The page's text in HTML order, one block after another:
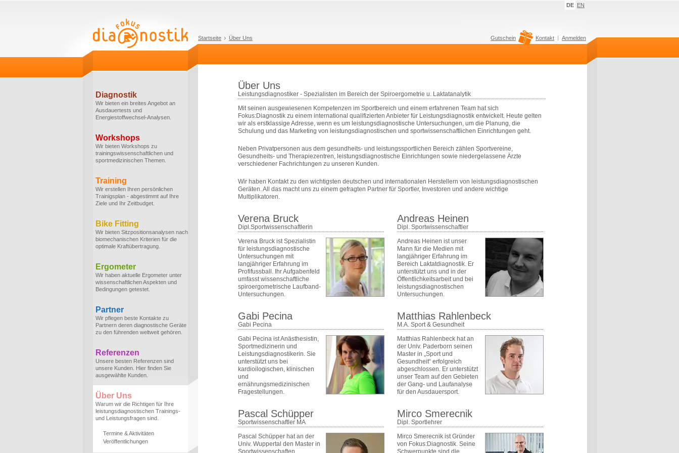
DE EN
Startseite Über Uns Gutschein Kontakt Anmelden
Diagnostik
Wir bieten ein breites Angebot an
Ausdauertests und
Energiestoffwechsel-Analysen.
Workshops
Wir bieten Workshops zu
trainingswissenschaftlichen und
sportmedizinischen Themen.
Training
Wir erstellen Ihren persönlichen
Trainigsplan - abgestimmt auf Ihre
Ziele und Ihr Zeitbudget.
Bike Fitting
Wir bieten Sitzpositionsanalysen nach
biomechanischen Kriterien für die
optimale Kraftübertragung.
Ergometer
Wir haben aktuelle Ergometer unter
wissenschaftlichen Aspekten und
Bedingungen getestet.
Partner
Wir pflegen beste Kontakte zu
Partnern deren diagnostische Geräte
zu den führenden weltweit gehören.
Referenzen
Unsere besten Referenzen sind
unsere Kunden. Hier finden Sie
ausgewählte Kunden.
Über Uns
Warum wir die Richtigen für Ihre
leistungsdiagnostischen Trainings-
und Leistungsfragen sind.
Termine & Aktivitäten
Veröffentlichungen
Über Uns
Leistungsdiagnostiker - Spezialisten im Bereich der Spiroergometrie u. Laktatanalytik
Mit seinen ausgewiesenen Kompetenzen im Sportbereich und einem erfahrenen Team hat sich
Fokus:Diagnostik zu einem international qualifizierten Anbieter für Leistungsdiagnostik entwickelt. Heute gelten
wir als erstklassige Adresse, wenn es um leistungsdiagnostische Untersuchungen, um die Planung, die
Schulung und das Marketing von leistungsdiagnostischen und sportwissenschaftlichen Einrichtungen geht.
Neben Privatpersonen aus dem gesundheits- und leistungssportlichen Bereich zählen Sportvereine,
Gesundheits- und Therapiezentren, leistungsdiagnostische Einrichtungen sowie niedergelassene Ärzte
verschiedener Fachrichtungen zu unseren Kunden.
Wir haben Kontakt zu den wichtigsten deutschen und internationalen Herstellern von leistungsdiagnostischen
Geräten. All das macht uns zu einem gefragten Partner für Sportler, Investoren und andere wichtige
Multiplikatoren.
Verena Bruck
Dipl.Sportwissenschaftlerin
Verena Bruck ist Spezialistin
für leistungsdiagnostische
Untersuchungen mit
langjähriger Erfahrung im
Profifussball. Ihr Aufgabenfeld
umfasst wissenschaftliche
spiroergometrische Laufband-
Untersuchungen.
Gabi Pecina
Gabi Pecina
Gabi Pecina ist Anästhesistin,
Sportmedizinerin und
Leistungsdiagnostikerin. Sie
unterstützt uns bei
kardioilogischen, klinischen
und
ernährungsmedizinischen
Fragestellungen.
Andreas Heinen
Dipl. Sportwissenschaftler
Andreas Heinen ist unser
Mann für die Medien mit
langjähriger Erfahrung im
Bereich Laktatdiagnostik. Er
unterstützt uns und in der
Öffentlichkeitsarbeit und bei
leistungsdiagnostischen
Untersuchungen.
Matthias Rahlenbeck
M.A. Sport & Gesundheit
Matthias Rahlenbeck hat an
der Univ. Paderborn seinen
Master in „Sport und
Gesundheit“ erfolgreich
abgeschlossen. Er unterstützt
unser Team auf den Gebieten
der Gang- und Laufanalyse
für den Ausdauersport.
Pascal Schüpper
Sportwissenschaftler MA
Pascal Schüpper hat an der
Univ. Wuppertal den Master in
Sportwissenschaften
Mirco Smerecnik
Dipl. Sportlehrer
Mirco Smerecnik ist Gründer
von Fokus:Diagnostik. Seine
Schwerpunkte sind die